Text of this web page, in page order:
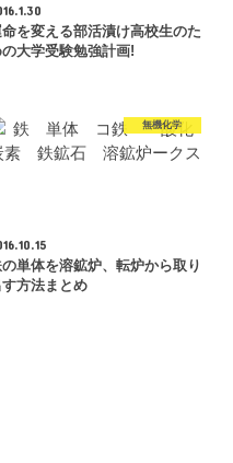
を変える部活漬け高校生のた
大学受験勉強計画!
無機化学
単体を溶鉱炉、転炉から取り
方法まとめ